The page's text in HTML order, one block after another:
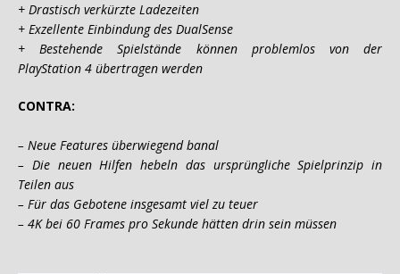
+ Drastisch verkürzte Ladezeiten
+ Exzellente Einbindung des DualSense
+ Bestehende Spielstände können problemlos von der
PlayStation 4 übertragen werden
CONTRA:
– Neue Features überwiegend banal
– Die neuen Hilfen hebeln das ursprüngliche Spielprinzip in
Teilen aus
– Für das Gebotene insgesamt viel zu teuer
– 4K bei 60 Frames pro Sekunde hätten drin sein müssen